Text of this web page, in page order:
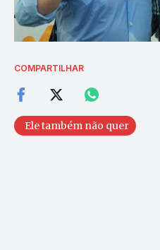
COMPARTILHAR
Ele também não quer